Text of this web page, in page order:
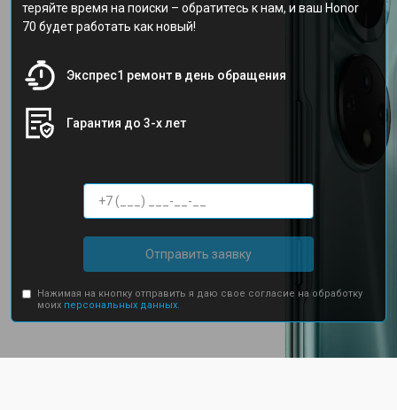
теряйте время на поиски – обратитесь к нам, и ваш Honor
70 будет работать как новый!
Экспрес1 ремонт в день обращения
Гарантия до 3-х лет
Отправить заявку
Нажимая на кнопку отправить я даю свое согласие на обработку
моих персональных данных.